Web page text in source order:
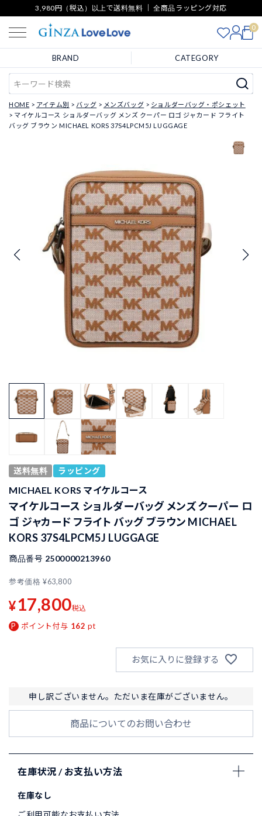
3,980円（税込）以上で送料無料 ｜ 全商品ラッピング対応
0
BRAND CATEGORY
HOME アイテム別 バッグ メンズバッグ
ショルダーバッグ・ポシェット
マイケルコース ショルダーバッグ メンズ クーパー ロゴ ジャカード フライト
バッグ ブラウン MICHAEL KORS 37S4LPCM5J LUGGAGE
送料無料 ラッピング
MICHAEL KORS マイケルコース
マイケルコース ショルダーバッグ メンズ クーパー ロ
ゴ ジャカード フライト バッグ ブラウン MICHAEL
KORS 37S4LPCM5J LUGGAGE
商品番号 2500000213960
参考価格 ¥63,800
¥17,800税込
ポイント付与 162 pt
お気に入りに登録する
申し訳ございません。ただいま在庫がございません。
商品についてのお問い合わせ
在庫状況 / お支払い方法
在庫なし